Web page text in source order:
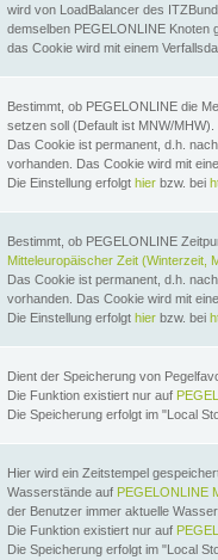
wird von LoadBalancer des
demselben PEGELONLINE Knoten
das Cookie wird mit einem
Bestimmt, ob PEGELONLINE die
setzen soll (Default ist MNW/
Das Cookie ist permanent, d.h.
vorhanden. Das Cookie wird mit
Die Einstellung erfolgt hier bzw. bei
Bestimmt, ob PEGELONLINE
Mitteleuropäischer Zeit (Winterzeit,
Das Cookie ist permanent, d.h.
vorhanden. Das Cookie wird mit
Die Einstellung erfolgt hier bzw. bei
Dient der Speicherung von
Die Funktion existiert nur auf
Die Speicherung erfolgt im "Local
Hier wird ein Zeitstempel
Wasserstände auf PEGELONLINE
der Benutzer immer aktuelle
Die Funktion existiert nur auf
Die Speicherung erfolgt im "Local